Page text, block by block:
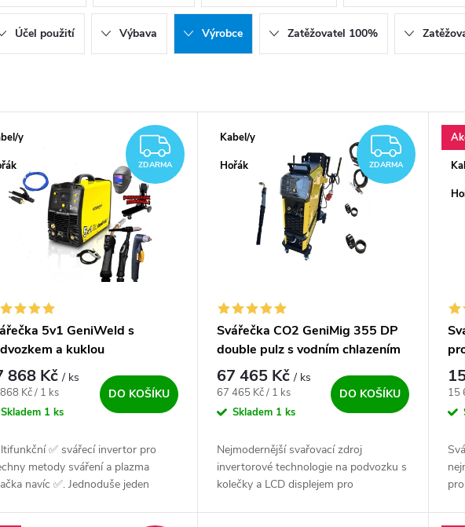
Účel použití Výbava Výrobce Zatěžovatel 100%
y
ZDARMA
ZDARMA
5v1 GeniWeld s
a kuklou
868 Kč/ ks
cena:
Kč / 1 ks
Skladem 1 ks
DO KOŠÍKU
✅ svářecí invertor pro
metody sváření a plazma
navíc ✅. Jednoduše jeden
Kabel/y
Hořák
ZDARMA
Svářečka CO2 GeniMig 355 DP
double pulz s vodním chlazením
67 465 Kč/ ks
Měrná cena:
67 465 Kč / 1 ks
Skladem 1 ks
DO KOŠÍKU
Nejmodernější svařovací zdroj
invertorové technologie na podvozku s
kolečky a LCD displejem pro
15